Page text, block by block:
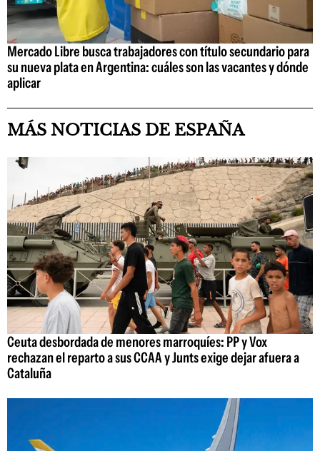
Mercado Libre busca trabajadores con título secundario para
su nueva plata en Argentina: cuáles son las vacantes y dónde
aplicar
MÁS NOTICIAS DE ESPAÑA
Ceuta desbordada de menores marroquíes: PP y Vox
rechazan el reparto a sus CCAA y Junts exige dejar afuera a
Cataluña